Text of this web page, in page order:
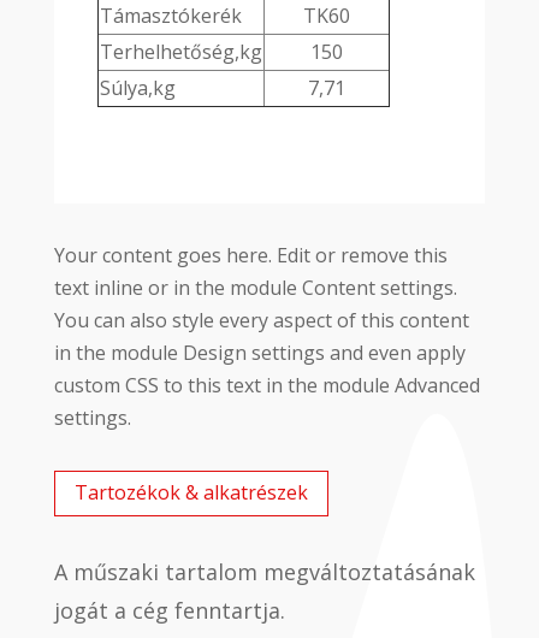
Támasztókerék
TK60
Terhelhetőség,kg
150
Súlya,kg
7,71
Your content goes here. Edit or remove this
text inline or in the module Content settings.
You can also style every aspect of this content
in the module Design settings and even apply
custom CSS to this text in the module Advanced
settings.
Tartozékok & alkatrészek
A műszaki tartalom megváltoztatásának
jogát a cég fenntartja.